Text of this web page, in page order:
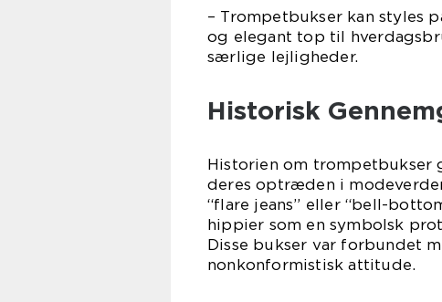
– Trompetbukser kan styles
og elegant top til
særlige lejligheder.
Historisk
Historien om trompetbukser
deres optræden i
“flare jeans” eller “bell-
hippier som en symbolsk
Disse bukser var forbundet
nonkonformistisk attitude.